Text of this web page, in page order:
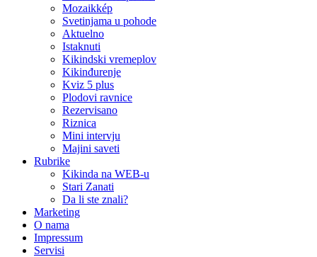
Mozaikkép
Svetinjama u pohode
Aktuelno
Istaknuti
Kikindski vremeplov
Kikinđurenje
Kviz 5 plus
Plodovi ravnice
Rezervisano
Riznica
Mini intervju
Majini saveti
Rubrike
Kikinda na WEB-u
Stari Zanati
Da li ste znali?
Marketing
O nama
Impressum
Servisi